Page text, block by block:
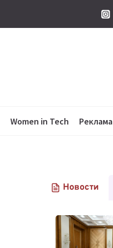
Women in Tech Реклама
Новости